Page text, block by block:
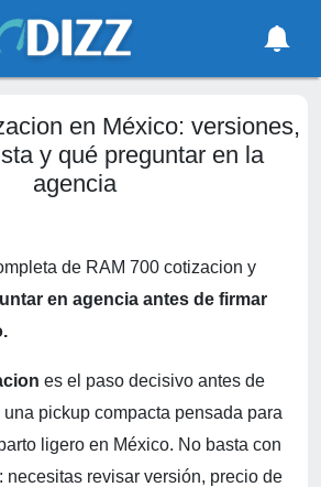
en México: versiones,
y qué preguntar en la
agencia
de RAM 700 cotizacion y
en agencia antes de firmar
es el paso decisivo antes de
pickup compacta pensada para
ligero en México. No basta con
necesitas revisar versión, precio de